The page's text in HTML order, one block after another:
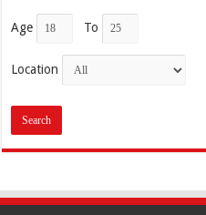
Age To
Location